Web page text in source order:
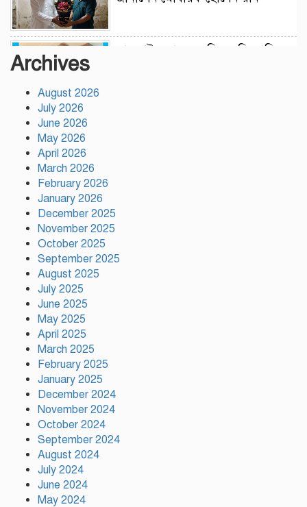
লামকাইন জামে মসজিদ মুন্সি ছাবির
মফিজুল ইসলাম (সুমন) মোতাওয়াল্লী/সেক্রেটারী
উন্নয়নের সুফল নগরীর প্রতিটি ওয়ার্ডে
সমানভাবে পৌঁছে দিতে কাজ করছে :
Archives
August 2026
July 2026
June 2026
May 2026
April 2026
March 2026
February 2026
January 2026
December 2025
November 2025
October 2025
September 2025
August 2025
July 2025
June 2025
May 2025
April 2025
March 2025
February 2025
January 2025
December 2024
November 2024
October 2024
September 2024
August 2024
July 2024
June 2024
May 2024